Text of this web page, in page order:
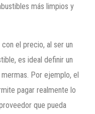
más limpios y
el precio, al ser un
es ideal definir un
Por ejemplo, el
pagar realmente lo
que pueda